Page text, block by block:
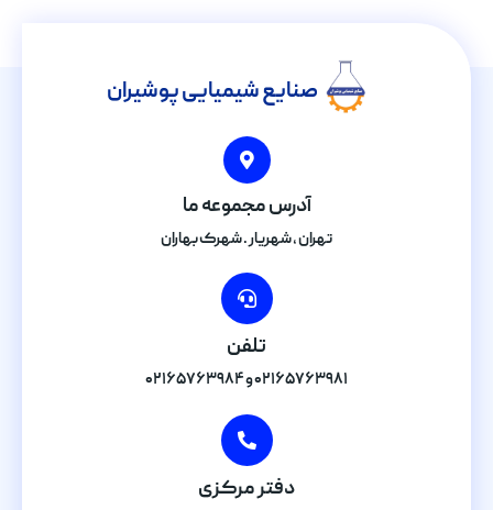
صنایع شیمیایی پوشیران
آدرس مجموعه ما
تهران , شهریار . شهرک بهاران
تلفن
۰۲۱۶۵۷۶۳۹۸۱ و ۰۲۱۶۵۷۶۳۹۸۴
دفتر مرکزی